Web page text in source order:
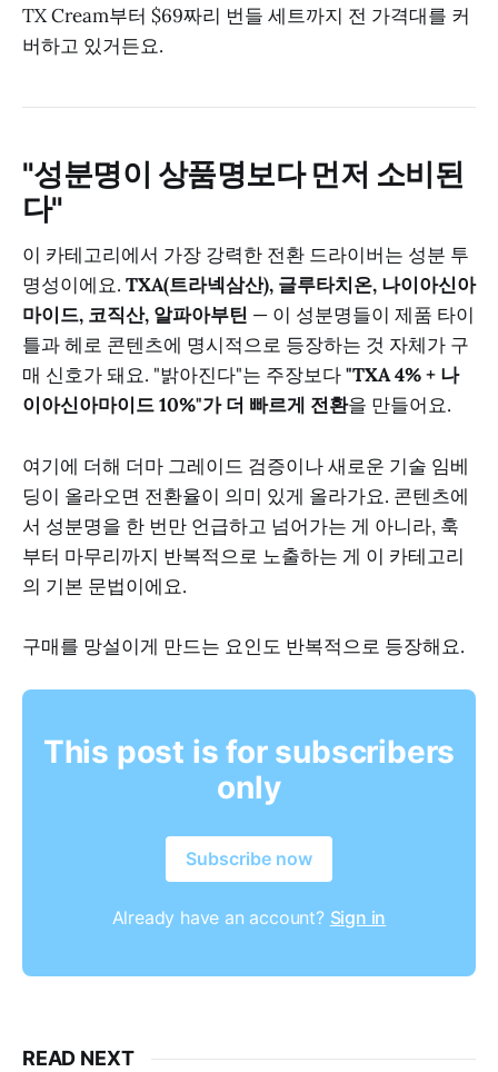
TX Cream부터 $69짜리 번들 세트까지 전 가격대를 커
버하고 있거든요.
"성분명이 상품명보다 먼저 소비된
다"
이 카테고리에서 가장 강력한 전환 드라이버는 성분 투
명성이에요. TXA(트라넥삼산), 글루타치온, 나이아신아
마이드, 코직산, 알파아부틴 — 이 성분명들이 제품 타이
틀과 헤로 콘텐츠에 명시적으로 등장하는 것 자체가 구
매 신호가 돼요. "밝아진다"는 주장보다"TXA 4% + 나
이아신아마이드 10%"가 더 빠르게 전환을 만들어요.
여기에 더해 더마 그레이드 검증이나 새로운 기술 임베
딩이 올라오면 전환율이 의미 있게 올라가요. 콘텐츠에
서 성분명을 한 번만 언급하고 넘어가는 게 아니라, 훅
부터 마무리까지 반복적으로 노출하는 게 이 카테고리
의 기본 문법이에요.
구매를 망설이게 만드는 요인도 반복적으로 등장해요.
This post is for subscribers
only
Subscribe now
Already have an account? Sign in
READ NEXT